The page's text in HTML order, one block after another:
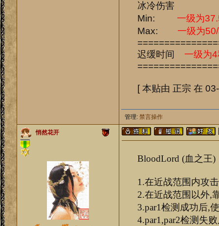
冰冷伤害
Min: 一级为
Max: 一级为
迟缓时间 一级为
[ 本贴由 正宗 在
管理: 禁言操作
悄然花开
BloodLord (血之王)
1.在近战范围内攻
2.在近战范围以外,
3.par1检测成功后,
4.par1,par2检测失